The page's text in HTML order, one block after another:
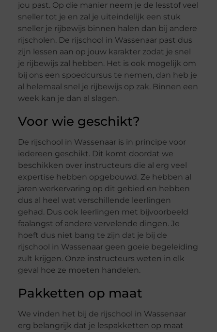
jou past. Op die manier neem je de lesstof veel
sneller tot je en zal je uiteindelijk een stuk
sneller je rijbewijs binnen halen dan bij andere
rijscholen. De rijschool in Wassenaar past dus
zijn lessen aan op jouw karakter zodat je snel
je rijbewijs zal hebben. Het is ook mogelijk om
bij ons een spoedcursus te nemen, dan heb je
al helemaal snel je rijbewijs op zak. Binnen een
week kan je dan al slagen.
Voor wie geschikt?
De rijschool in Wassenaar is in principe voor
iedereen geschikt. Dit komt doordat we
beschikken over instructeurs die al erg veel
expertise hebben opgebouwd. Ze hebben al
jaren werkervaring op dit gebied en hebben
dus al heel wat verschillende leerlingen
gehad. Dus ook leerlingen met bijvoorbeeld
faalangst of andere vervelende dingen. Je
hoeft dus niet bang te zijn dat je bij de
rijschool in Wassenaar geen goeie begeleiding
zult krijgen. Onze instructeurs weten in elk
geval hoe ze moeten handelen.
Pakketten op maat
We vinden het bij de rijschool in Wassenaar
erg belangrijk dat je lespakketten op maat